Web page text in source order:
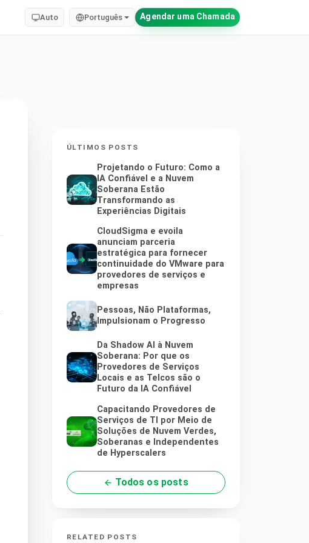
Auto Português Agendar uma Chamada
ÚLTIMOS POSTS
Projetando o Futuro: Como a
IA Confiável e a Nuvem
Soberana Estão
Transformando as
Experiências Digitais
CloudSigma e evoila
anunciam parceria
estratégica para fornecer
continuidade do VMware para
provedores de serviços e
empresas
Pessoas, Não Plataformas,
Impulsionam o Progresso
Da Shadow AI à Nuvem
Soberana: Por que os
Provedores de Serviços
Locais e as Telcos são o
Futuro da IA Confiável
Capacitando Provedores de
Serviços de TI por Meio de
Soluções de Nuvem Verdes,
Soberanas e Independentes
de Hyperscalers
Todos os posts
RELATED POSTS